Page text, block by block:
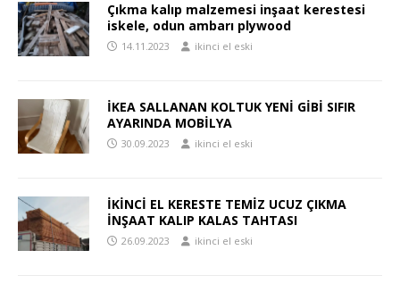
Çıkma kalıp malzemesi inşaat kerestesi
iskele, odun ambarı plywood
14.11.2023 ikinci el eski
İKEA SALLANAN KOLTUK YENİ GİBİ SIFIR
AYARINDA MOBİLYA
30.09.2023 ikinci el eski
İKİNCİ EL KERESTE TEMİZ UCUZ ÇIKMA
İNŞAAT KALIP KALAS TAHTASI
26.09.2023 ikinci el eski